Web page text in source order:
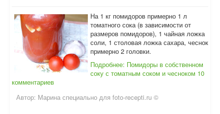
На 1 кг помидоров примерно 1 л
томатного сока (в зависимости от
размеров помидоров), 1 чайная ложка
соли, 1 столовая ложка сахара, чеснок
примерно 2 головки.
Подробнее: Помидоры в собственном
соку с томатным соком и чесноком 10
комментариев
Автор: Марина специально для foto-recepti.ru ©